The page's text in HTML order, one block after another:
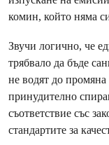
комин, който няма
Звучи логично, че
трябвало да бъде
не водят до
принудително
съответствие със
стандартите за